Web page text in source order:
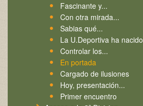
Fascinante y...
Con otra mirada...
Sabias qué...
La U.Deportiva ha nacido
Controlar los...
En portada
Cargado de ilusiones
Hoy, presentación...
Primer encuentro